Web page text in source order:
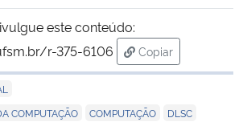
este conteúdo:
r-375-6106
Copiar
para área de
COMPUTAÇÃO COMPUTAÇÃO DLSC